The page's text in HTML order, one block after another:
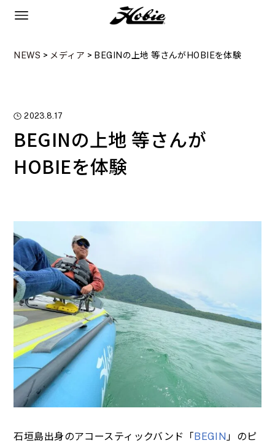
NEWS > メディア > BEGINの上地 等さんがHOBIEを体験
2023.8.17
BEGINの上地 等さんが
HOBIEを体験
石垣島出身のアコースティックバンド「BEGIN 」のピ